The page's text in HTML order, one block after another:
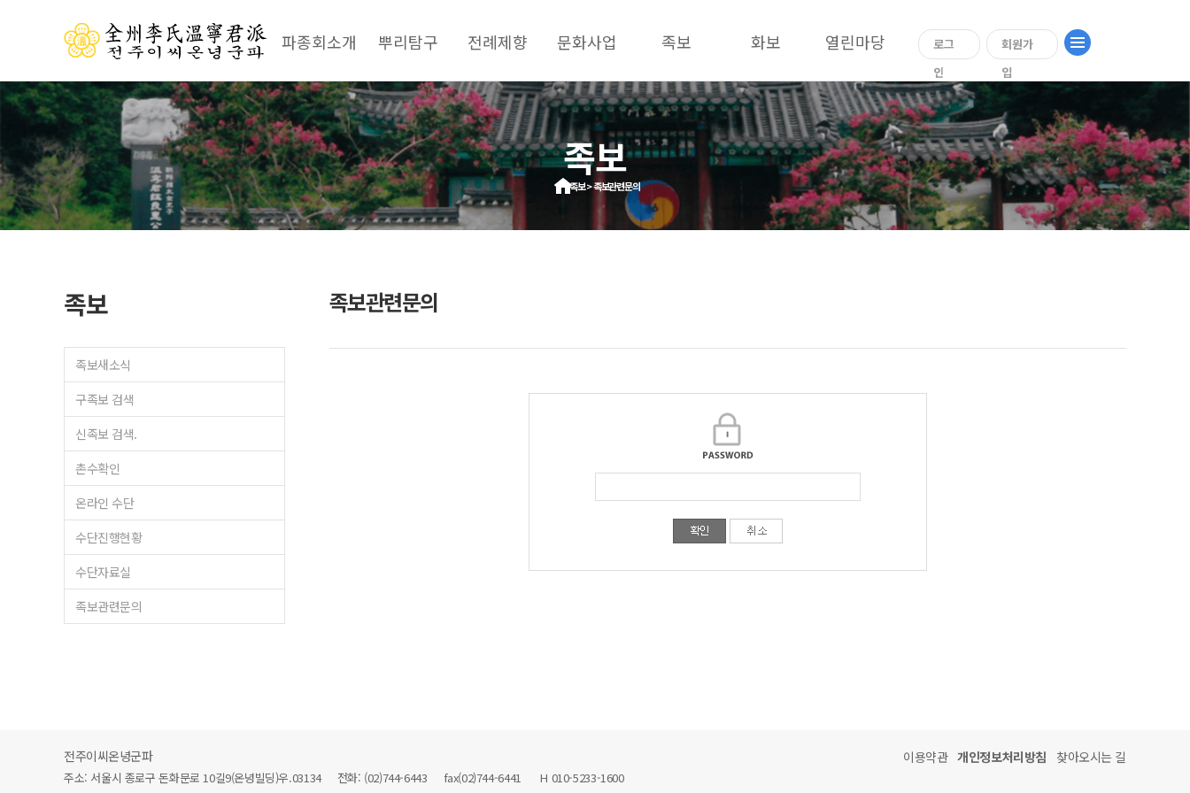
파종회소개 뿌리탐구 전례제향 문화사업 족보 화보 열린마당
로그
인
회원가
입
족보
족보 > 족보관련문의
족보
족보새소식
구족보 검색
신족보 검색.
촌수확인
온라인 수단
수단진행현황
수단자료실
족보관련문의
족보관련문의
전주이씨온녕군파 이용약관 개인정보처리방침 찾아오시는 길
주소: 서울시 종로구 돈화문로 10길9(온녕빌딩)우.03134 전화: (02)744-6443 fax(02)744-6441 H 010-5233-1600